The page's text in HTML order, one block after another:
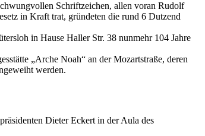
Schriftzeichen, allen voran Rudolf
in Kraft trat, gründeten die rund 6 Dutzend
in Hause Haller Str. 38 nunmehr 104 Jahre
„Arche Noah“ an der Mozartstraße, deren
werden.
Dieter Eckert in der Aula des